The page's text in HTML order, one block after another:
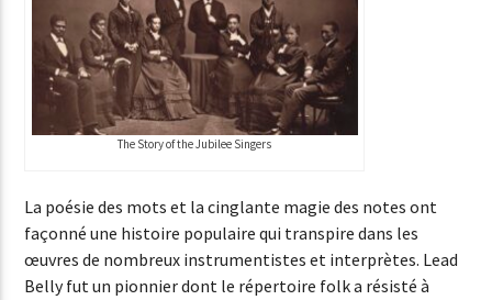
The Story of the Jubilee Singers
La poésie des mots et la cinglante magie des notes ont
façonné une histoire populaire qui transpire dans les
œuvres de nombreux instrumentistes et interprètes. Lead
Belly fut un pionnier dont le répertoire folk a résisté à